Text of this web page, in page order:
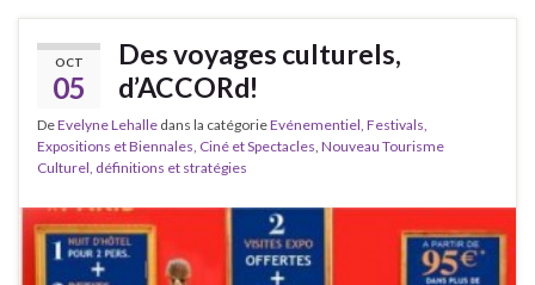
OCT
05
Des voyages culturels,
d’ACCORd!
DeEvelyne Lehalle dans la catégorieEvénementiel, Festivals,
Expositions et Biennales, Ciné et Spectacles Nouveau Tourisme
Culturel, définitions et stratégies